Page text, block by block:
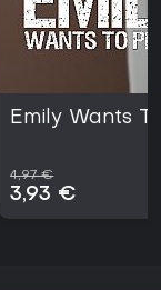
Emily Wants
4,97 €
3,93 €